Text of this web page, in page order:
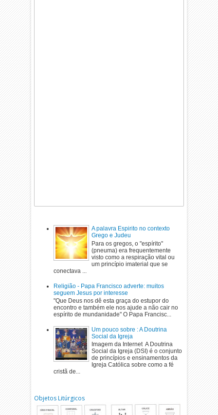
A palavra Espirito no contexto
Grego e Judeu
Para os gregos, o "espírito"
(pneuma) era frequentemente
visto como a respiração vital ou
um princípio imaterial que se
conectava ...
Religião - Papa Francisco adverte: muitos
seguem Jesus por interesse
"Que Deus nos dê esta graça do estupor do
encontro e também ele nos ajude a não cair no
espírito de mundanidade" O Papa Francisc...
Um pouco sobre : A Doutrina
Social da Igreja
Imagem da Internet A Doutrina
Social da Igreja (DSI) é o conjunto
de princípios e ensinamentos da
Igreja Católica sobre como a fé
cristã de...
Objetos Litúrgicos